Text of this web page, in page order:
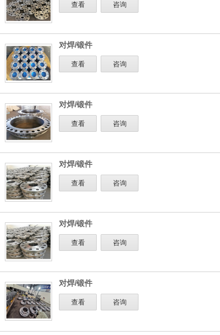
查看 咨询
对焊/锻件
查看 咨询
对焊/锻件
查看 咨询
对焊/锻件
查看 咨询
对焊/锻件
查看 咨询
对焊/锻件
查看 咨询